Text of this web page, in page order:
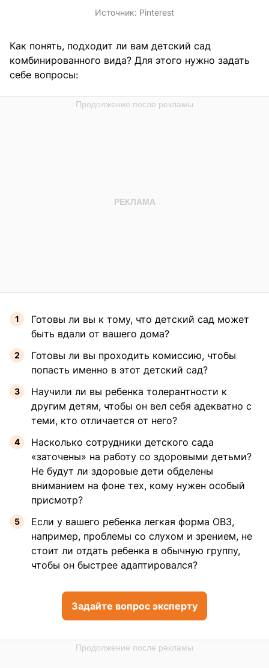
Источник: Pinterest
Как понять, подходит ли вам детский сад
комбинированного вида? Для этого нужно задать
себе вопросы:
Готовы ли вы к тому, что детский сад может
быть вдали от вашего дома?
Готовы ли вы проходить комиссию, чтобы
попасть именно в этот детский сад?
Научили ли вы ребенка толерантности к
другим детям, чтобы он вел себя адекватно с
теми, кто отличается от него?
Насколько сотрудники детского сада
«заточены» на работу со здоровыми детьми?
Не будут ли здоровые дети обделены
вниманием на фоне тех, кому нужен особый
присмотр?
Если у вашего ребенка легкая форма ОВЗ,
например, проблемы со слухом и зрением, не
стоит ли отдать ребенка в обычную группу,
чтобы он быстрее адаптировался?
Задайте вопрос эксперту